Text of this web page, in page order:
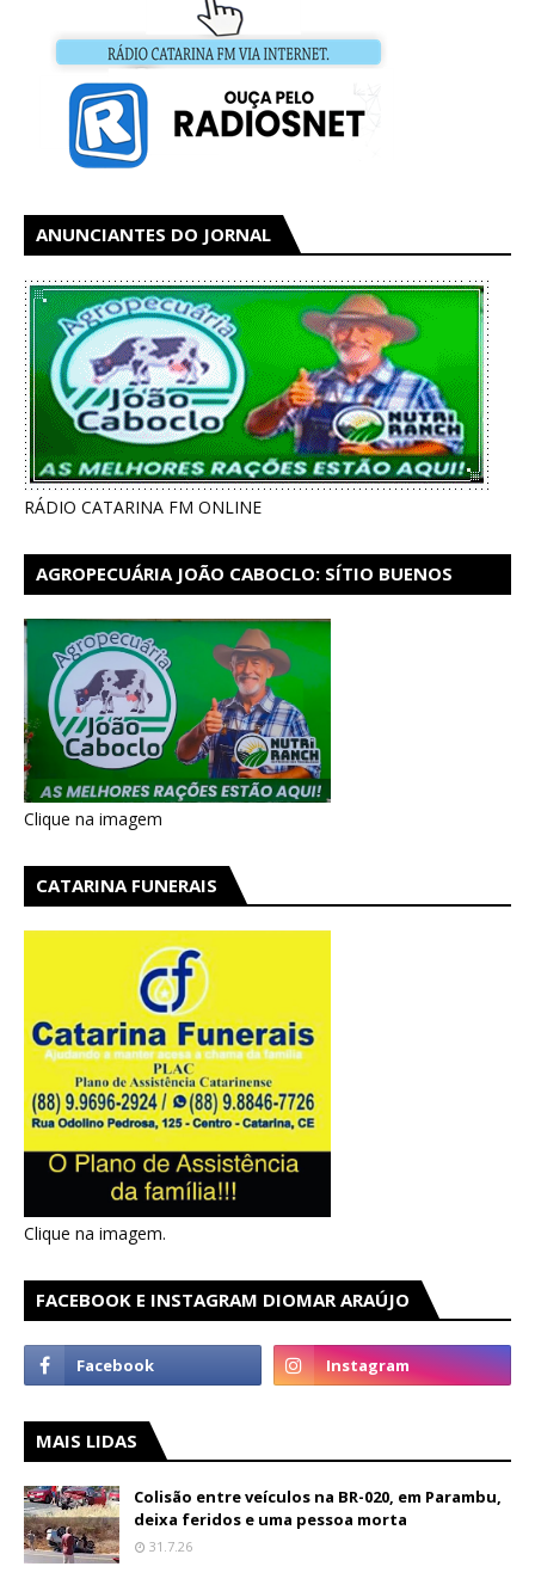
ANUNCIANTES DO JORNAL
RÁDIO CATARINA FM ONLINE
AGROPECUÁRIA JOÃO CABOCLO: SÍTIO BUENOS
Clique na imagem
CATARINA FUNERAIS
Clique na imagem.
FACEBOOK E INSTAGRAM DIOMAR ARAÚJO
MAIS LIDAS
Colisão entre veículos na BR-020, em Parambu,
deixa feridos e uma pessoa morta
31.7.26